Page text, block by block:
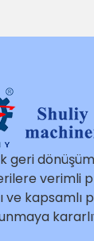
geri
verimli
ve kapsamlı